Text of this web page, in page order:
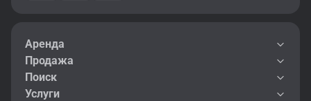
Аренда
Продажа
Поиск
Услуги